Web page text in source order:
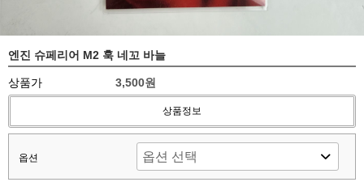
엔진 슈페리어 M2 훅 네꼬 바늘
상품가 3,500원
상품정보
옵션